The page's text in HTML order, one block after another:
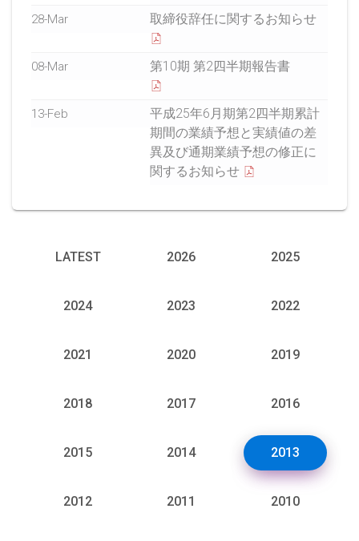
28-Mar 取締役辞任に関するお知らせ
08-Mar 第10期 第2四半期報告書
13-Feb
平成25年6月期第2四半期累計
期間の業績予想と実績値の差
異及び通期業績予想の修正に
関するお知らせ
LATEST 2026 2025
2024 2023 2022
2021 2020 2019
2018 2017 2016
2015 2014 2013
2012 2011 2010